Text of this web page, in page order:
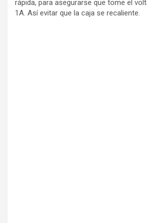
rápida, para asegurarse que tome el
1A. Así evitar que la caja se recaliente.